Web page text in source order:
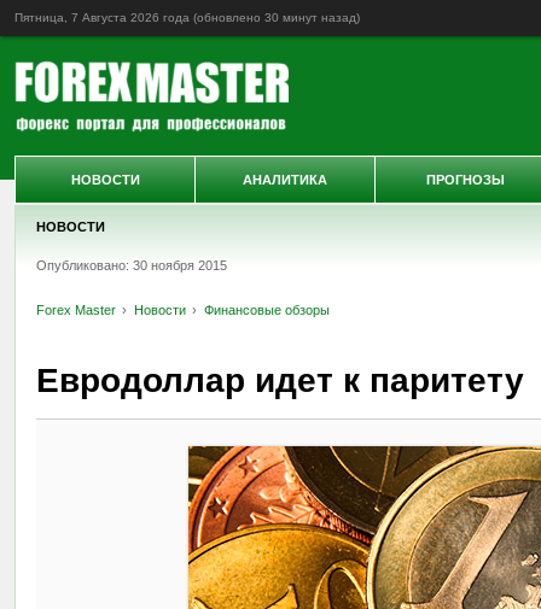
Пятница, 7 Августа 2026 года (обновлено 30 минут назад)
НОВОСТИ
Опубликовано: 30 ноября 2015
Forex Master Новости Финансовые обзоры
Евродоллар идет к паритету
НОВОСТИ АНАЛИТИКА ПРОГНОЗЫ